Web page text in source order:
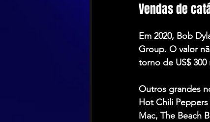
Vendas de
Em 2020, Bob
Group. O valor
torno de US$
Outros grandes
Hot Chili Peppers
Mac, The Beach